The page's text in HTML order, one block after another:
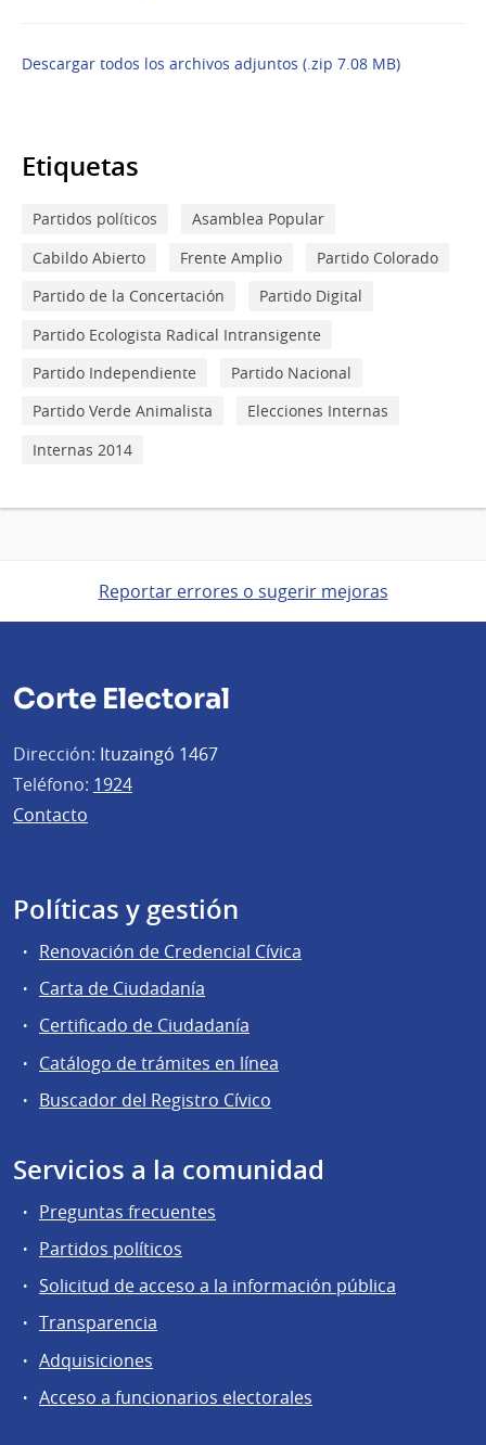
Descargar todos los archivos adjuntos (.zip 7.08 MB)
Etiquetas
Partidos políticos
Asamblea Popular
Cabildo Abierto
Frente Amplio
Partido Colorado
Partido de la Concertación
Partido Digital
Partido Ecologista Radical Intransigente
Partido Independiente
Partido Nacional
Partido Verde Animalista
Elecciones Internas
Internas 2014
Reportar errores o sugerir mejoras
Corte Electoral
Dirección: Ituzaingó 1467
Teléfono: 1924
Contacto
Políticas y gestión
Renovación de Credencial Cívica
Carta de Ciudadanía
Certificado de Ciudadanía
Catálogo de trámites en línea
Buscador del Registro Cívico
Servicios a la comunidad
Preguntas frecuentes
Partidos políticos
Solicitud de acceso a la información pública
Transparencia
Adquisiciones
Acceso a funcionarios electorales